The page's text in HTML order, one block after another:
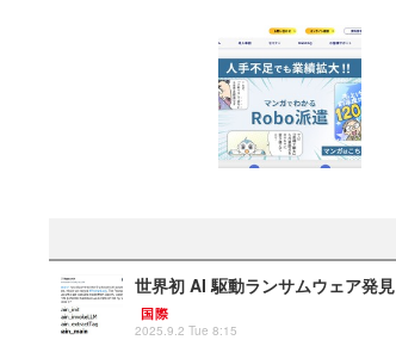
世界初 AI 駆動ランサムウェア発
国際
2025.9.2 Tue 8:15